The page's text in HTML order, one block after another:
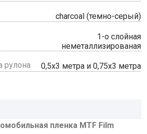
charcoal (темно-серый)
1-о слойная
неметаллизированая
рулона
0,5х3 метра и 0,75х3 метра
пленка MTF Film